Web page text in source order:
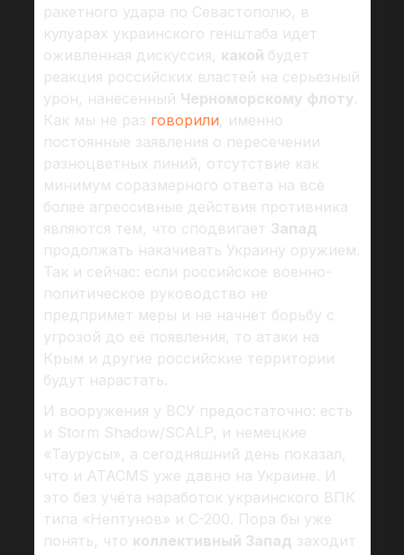
ракетного удара по Севастополю, в
кулуарах украинского генштаба идет
оживленная дискуссия, какой будет
реакция российских властей на серьезный
урон, нанесенный Черноморскому флоту.
Как мы не раз говорили, именно
постоянные заявления о пересечении
разноцветных линий, отсутствие как
минимум соразмерного ответа на всё
более агрессивные действия противника
являются тем, что сподвигает Запад
продолжать накачивать Украину оружием.
Так и сейчас: если российское военно-
политическое руководство не
предпримет меры и не начнёт борьбу с
угрозой до её появления, то атаки на
Крым и другие российские территории
будут нарастать.
И вооружения у ВСУ предостаточно: есть
и Storm Shadow/SCALP, и немецкие
«Таурусы», а сегодняшний день показал,
что и ATACMS уже давно на Украине. И
это без учёта наработок украинского ВПК
типа «Нептунов» и С-200. Пора бы уже
понять, что коллективный Запад заходит